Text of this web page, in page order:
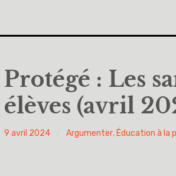
Protégé : Les
élèves (avril
PYH
9 avril 2024 Argumenter, Éducation à la